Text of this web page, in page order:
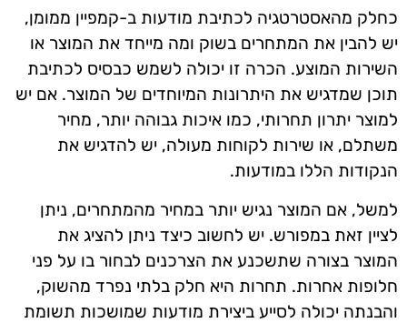
כחלק מהאסטרטגיה לכתיבת מודעות ב-קמפיין ממומן,
יש להבין את המתחרים בשוק ומה מייחד את המוצר או
השירות המוצע. הכרה זו יכולה לשמש כבסיס לכתיבת
תוכן שמדגיש את היתרונות המיוחדים של המוצר. אם יש
למוצר יתרון תחרותי, כמו איכות גבוהה יותר, מחיר
משתלם, או שירות לקוחות מעולה, יש להדגיש את
הנקודות הללו במודעות.
למשל, אם המוצר נגיש יותר במחיר מהמתחרים, ניתן
לציין זאת במפורש. יש לחשוב כיצד ניתן להציג את
המוצר בצורה שתשכנע את הצרכנים לבחור בו על פני
חלופות אחרות. תחרות היא חלק בלתי נפרד מהשוק,
והבנתה יכולה לסייע ביצירת מודעות שמושכות תשומת